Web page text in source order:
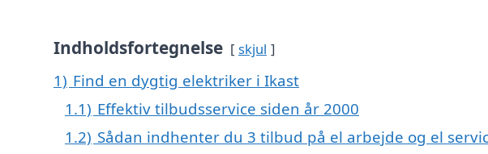
Indholdsfortegnelse skjul
1) Find en dygtig elektriker i Ikast
1.1) Effektiv tilbudsservice siden år 2000
1.2) Sådan indhenter du 3 tilbud på el arbejde og el